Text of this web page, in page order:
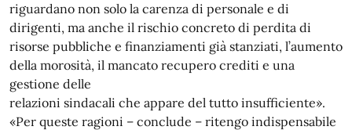
riguardano non solo la carenza di personale e di
dirigenti, ma anche il rischio concreto di perdita di
risorse pubbliche e finanziamenti già stanziati, l’aumento
della morosità, il mancato recupero crediti e una
gestione delle
relazioni sindacali che appare del tutto insufficiente».
«Per queste ragioni – conclude – ritengo indispensabile